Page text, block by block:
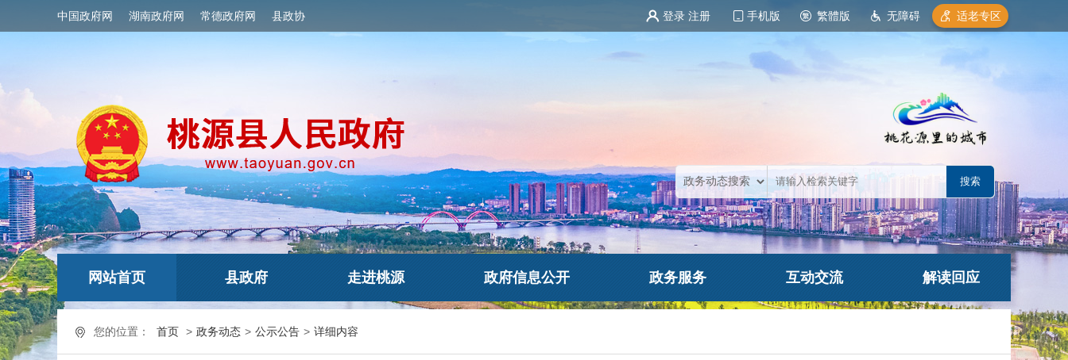
中国政府网 湖南政府网 常德政府网 县政协 登录 注册 手机版 繁體版 无障碍 适老专区
网站首页 县政府 走进桃源 政府信息公开 政务服务 互动交流 解读回应
您的位置： 首页 > 政务动态 > 公示公告 > 详细内容